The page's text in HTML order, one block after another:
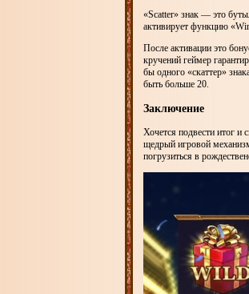
«Scatter» знак — это
активирует функцию
После активации это
кручений геймер
бы одного «скаттер»
быть больше 20.
Заключение
Хочется подвести итог и
щедрый игровой
погрузиться в